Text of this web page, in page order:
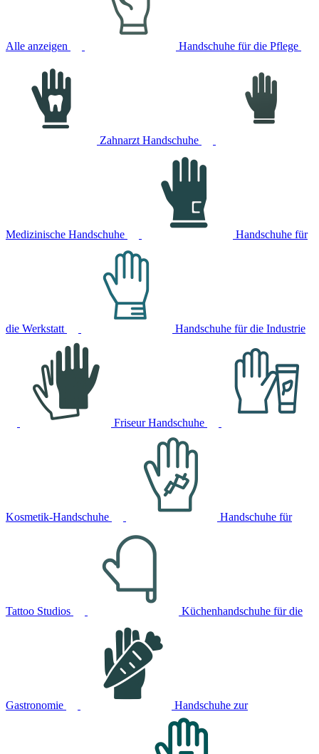
Alle anzeigen Handschuhe für die Pflege
Zahnarzt Handschuhe
Medizinische Handschuhe Handschuhe für
die Werkstatt Handschuhe für die Industrie
Friseur Handschuhe
Kosmetik-Handschuhe Handschuhe für
Tattoo Studios Küchenhandschuhe für die
Gastronomie Handschuhe zur